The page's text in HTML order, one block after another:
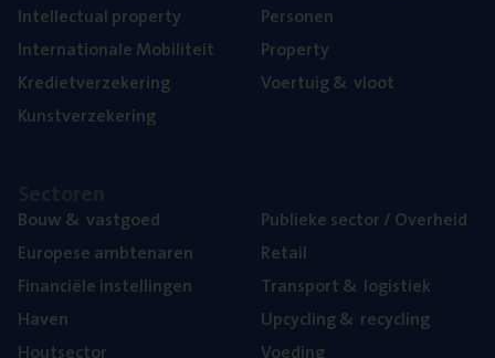
Intel­lec­tu­al property
Inter­na­ti­o­na­le Mobiliteit
Kre­diet­ver­ze­ke­ring
Kunst­ver­ze­ke­ring
Per­so­nen
Pro­per­ty
Voer­tuig& vloot
Bouw& vastgoed
Euro­pe­se ambtenaren
Finan­ci­ë­le instellingen
Haven
Hout­sec­tor
Publie­ke sec­tor / Overheid
Retail
Trans­port& logistiek
Upcy­cling& recycling
Voe­ding